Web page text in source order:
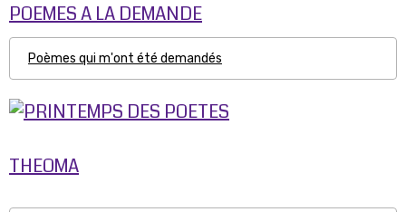
POEMES A LA DEMANDE
Poèmes qui m'ont été demandés
THEOMA